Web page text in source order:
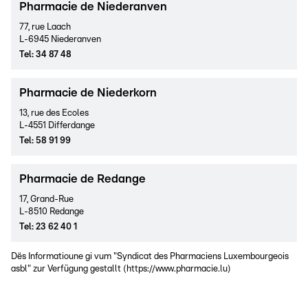
Pharmacie de Niederanven
77, rue Laach
L-6945 Niederanven
Tel: 34 87 48
Pharmacie de Niederkorn
13, rue des Ecoles
L-4551 Differdange
Tel: 58 91 99
Pharmacie de Redange
17, Grand-Rue
L-8510 Redange
Tel: 23 62 40 1
Dës Informatioune gi vum "Syndicat des Pharmaciens Luxembourgeois
asbl" zur Verfügung gestallt ( https://www.pharmacie.lu)